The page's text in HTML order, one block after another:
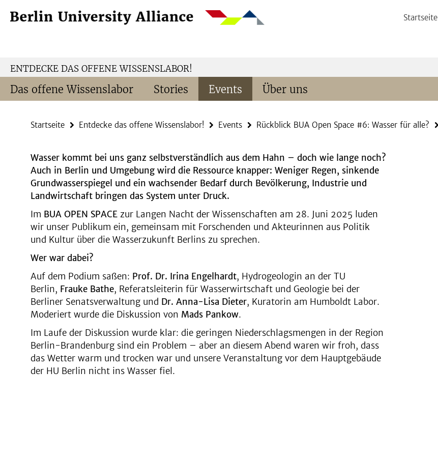
direkt
Service-
Startseite
ENTDECKE DAS OFFENE WISSENSLABOR!
Das offene Wissenslabor Stories Events Über uns
Startseite Entdecke das offene Wissenslabor! Events Rückblick BUA Open Space #6: Wasser für alle?
Wasser kommt bei uns ganz selbstverständlich aus dem Hahn – doch wie lange noch?
Auch in Berlin und Umgebung wird die Ressource knapper: Weniger Regen, sinkende
Grundwasserspiegel und ein wachsender Bedarf durch Bevölkerung, Industrie und
Landwirtschaft bringen das System unter Druck.
Im BUA OPEN SPACE zur Langen Nacht der Wissenschaften am 28. Juni 2025 luden
wir unser Publikum ein, gemeinsam mit Forschenden und Akteurinnen aus Politik
und Kultur über die Wasserzukunft Berlins zu sprechen.
Wer war dabei?
Auf dem Podium saßen: Prof. Dr. Irina Engelhardt, Hydrogeologin an der TU
Berlin, Frauke Bathe, Referatsleiterin für Wasserwirtschaft und Geologie bei der
Berliner Senatsverwaltung und Dr. Anna-Lisa Dieter, Kuratorin am Humboldt Labor.
Moderiert wurde die Diskussion von Mads Pankow.
Im Laufe der Diskussion wurde klar: die geringen Niederschlagsmengen in der Region
Berlin-Brandenburg sind ein Problem – aber an diesem Abend waren wir froh, dass
das Wetter warm und trocken war und unsere Veranstaltung vor dem Hauptgebäude
der HU Berlin nicht ins Wasser fiel.